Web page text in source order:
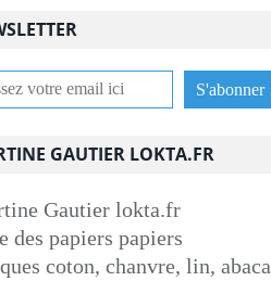
GAUTIER LOKTA.FR
des papiers papiers
coton, chanvre, lin, abaca